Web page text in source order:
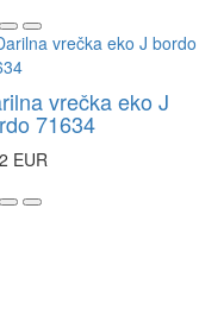
vrečka eko J
71634
EUR